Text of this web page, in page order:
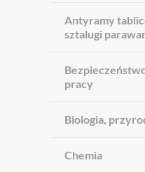
Antyramy
sztalugi
pracy
Biologia,
Chemia